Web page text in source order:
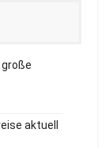
aktuell